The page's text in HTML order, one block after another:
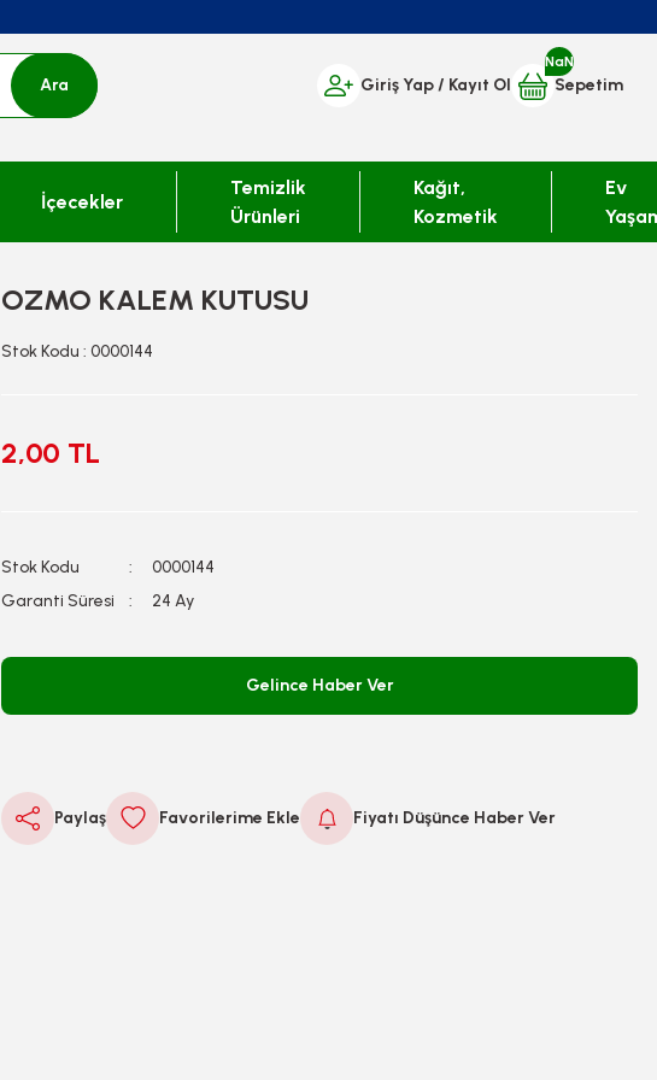
Ara Giriş Yap/ Kayıt Ol
NaN
Sepetim
İçecekler
Temizlik
Ürünleri
Kağıt,
Kozmetik
Ev
OZMO KALEM KUTUSU
Stok Kodu : 0000144
2,00 TL
Stok Kodu
0000144
Garanti Süresi
24 Ay
Gelince Haber Ver
Paylaş Fiyatı Düşünce Haber Ver